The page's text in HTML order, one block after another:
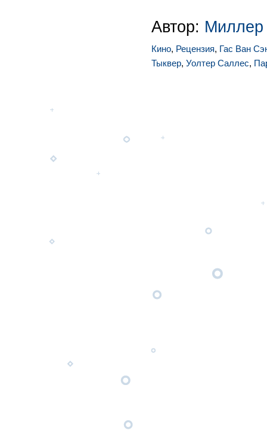
Автор: Миллер
Кино, Рецензия, Гас Ван
Тыквер, Уолтер Саллес,